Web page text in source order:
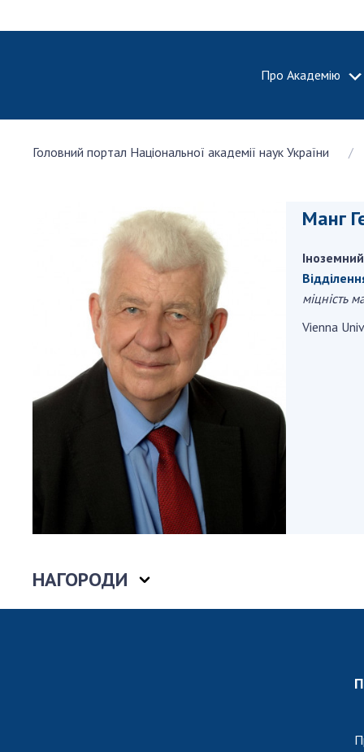
Про Академію
Про
Історія
України
Головний портал Національної академії наук України
Манг
міцність
Vienna
НАГОРОДИ